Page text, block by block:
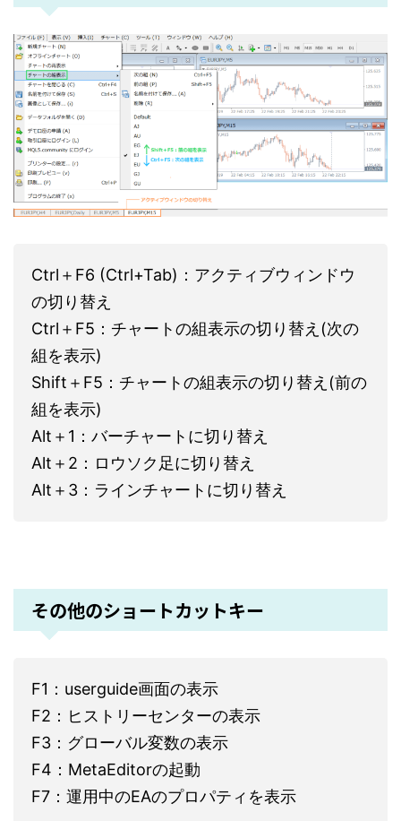
Ctrl＋F6 (Ctrl+Tab)：アクティブウィンドウ
の切り替え
Ctrl＋F5：チャートの組表示の切り替え(次の
組を表示)
Shift＋F5：チャートの組表示の切り替え(前の
組を表示)
Alt＋1：バーチャートに切り替え
Alt＋2：ロウソク足に切り替え
Alt＋3：ラインチャートに切り替え
その他のショートカットキー
F1：userguide画面の表示
F2：ヒストリーセンターの表示
F3：グローバル変数の表示
F4：MetaEditorの起動
F7：運用中のEAのプロパティを表示